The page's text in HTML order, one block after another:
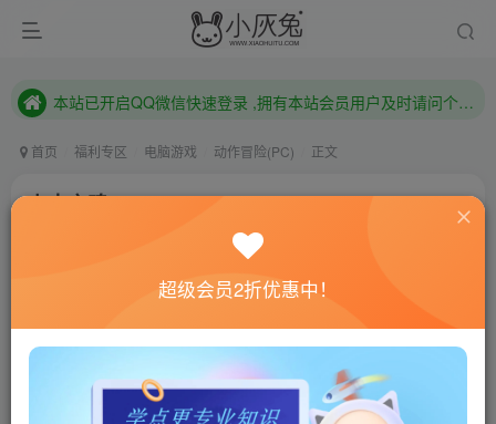
本站已开启QQ微信快速登录 ,拥有本站会员用户及时请问个人中心绑定！
首页 福利专区 电脑游戏 动作冒险(PC) 正文
上古之魂/Eldest Souls
联网教程： 内附教程
单机教程： 内附教程
不懂的话联系客服！！！
本站的资源转载自国内外各大媒体和网络，仅供试玩体
超级会员2折优惠中！